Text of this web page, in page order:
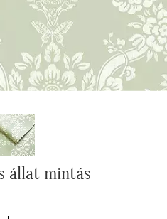
állat mintás